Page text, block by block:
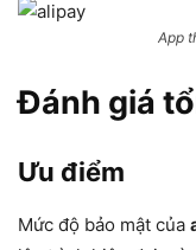
App
Đánh giá
Ưu điểm
Mức độ bảo mật của